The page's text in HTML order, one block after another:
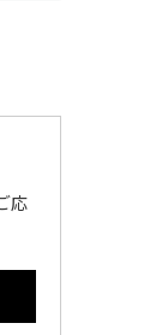
応